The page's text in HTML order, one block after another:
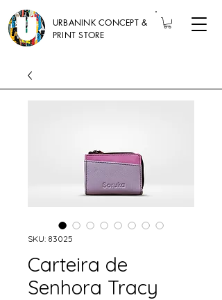
URBANINK CONCEPT &
PRINT STORE
SKU: 83025
Carteira de
Senhora Tracy